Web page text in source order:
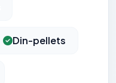
Din-pellets